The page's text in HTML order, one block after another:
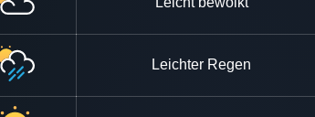
Leichter Regen